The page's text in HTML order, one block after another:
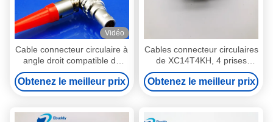
Vidéo
Cable connecteur circulaire à
angle droit compatible du
connecteur FHG 00B 0B 1B
2B de Lemo prise masculine
de 90 degrés
Obtenez le meilleur prix
Cables connecteur circulaires
de XC14T4KH, 4 prises
électriques micro masculines
de Pin
Obtenez le meilleur prix